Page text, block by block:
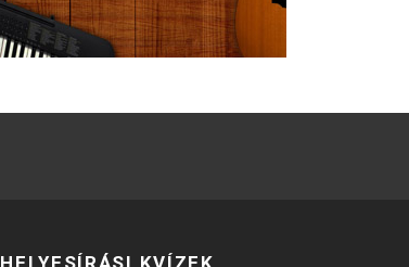
HELYESÍRÁSI KVÍZEK